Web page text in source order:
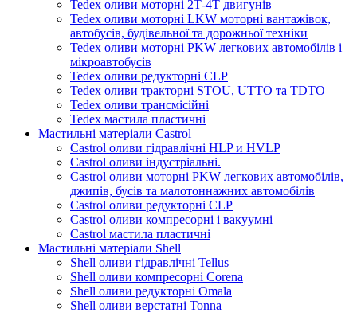
Tedex оливи моторні 2Т-4Т двигунів
Tedex оливи моторні LKW моторні вантажівок,
автобусів, будівельної та дорожньої техніки
Tedex оливи моторні PKW легкових автомобілів і
мікроавтобусів
Tedex оливи редукторні CLP
Tedex оливи тракторні STOU, UTTO та TDTO
Tedex оливи трансмісійні
Tedex мастила пластичні
Мастильні матеріали Castrol
Castrol оливи гідравлічні HLP и HVLP
Castrol оливи індустріальні.
Castrol оливи моторні PKW легкових автомобілів,
джипів, бусів та малотоннажних автомобілів
Castrol оливи редукторні CLP
Castrol оливи компресорні і вакуумні
Castrol мастила пластичні
Мастильні матеріали Shell
Shell оливи гідравлічні Tellus
Shell оливи компресорні Corena
Shell оливи редукторні Omala
Shell оливи верстатні Tonna